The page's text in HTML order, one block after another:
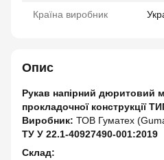
Країна виробник
Опис
Рукав напірний дюритовий
прокладочної конструкції
Виробник: ТОВ Гуматех
ТУ У 22.1-40927490-001:2019
Склад: